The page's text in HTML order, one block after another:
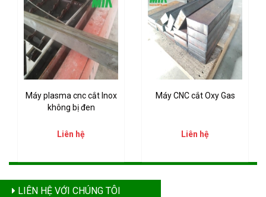
Máy plasma cnc cắt Inox
không bị đen
Liên hệ
Máy CNC cắt Oxy Gas
Liên hệ
LIÊN HỆ VỚI CHÚNG TÔI